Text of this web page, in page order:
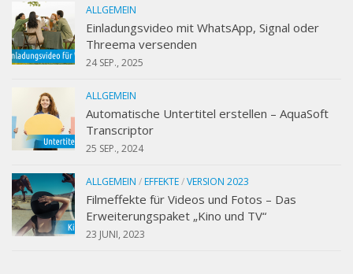
ALLGEMEIN
Einladungsvideo mit WhatsApp, Signal oder
Threema versenden
24 SEP., 2025
ALLGEMEIN
Automatische Untertitel erstellen – AquaSoft
Transcriptor
25 SEP., 2024
ALLGEMEIN / EFFEKTE/VERSION 2023
Filmeffekte für Videos und Fotos – Das
Erweiterungspaket „Kino und TV“
23 JUNI, 2023